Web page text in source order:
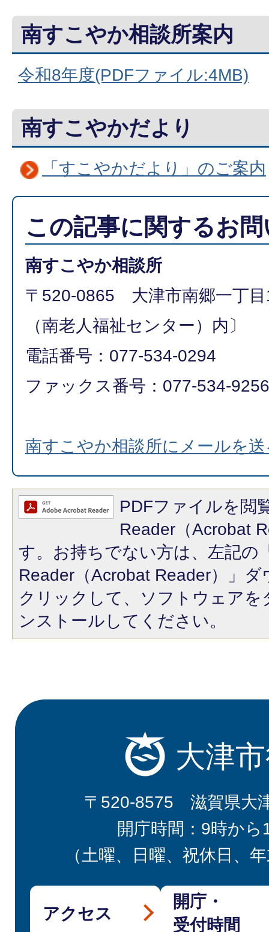
南すこやか相談所案内
令和8年度(PDFファイル:4MB)
南すこやかだより
「すこやかだより」のご案内
この記事に関するお
南すこやか相談所
〒520-0865 大津市南郷一丁
（南老人福祉センター）内〕
電話番号：077-534-0294
ファックス番号：077-534-9256
南すこやか相談所にメールを
PDFファイルを閲
Reader（Acrobat
す。お持ちでない方は、左記の
Reader（Acrobat Reader）」
クリックして、ソフトウェア
ンストールしてください。
大津
〒520-8575 滋賀県大
開庁時間：9時から
（土曜、日曜、祝休日、
アクセス
開庁・
受付時間